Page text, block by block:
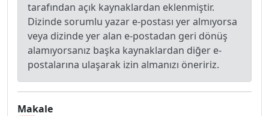
tarafından açık kaynaklardan eklenmiştir.
Dizinde sorumlu yazar e-postası yer almıyorsa
veya dizinde yer alan e-postadan geri dönüş
alamıyorsanız başka kaynaklardan diğer e-
postalarına ulaşarak izin almanızı öneririz.
Makale